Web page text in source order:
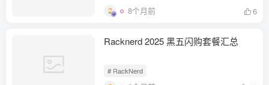
8个月前 6
Racknerd 2025 黑五闪购套餐汇总
# RackNerd